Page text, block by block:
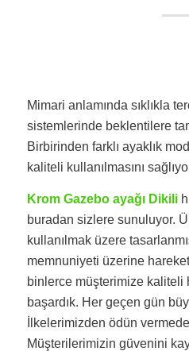
Mimari anlamında sıklıkla
sistemlerinde beklentilere
Birbirinden farklı ayaklık
kaliteli kullanılmasını
Krom Gazebo ayağı Dikili
buradan sizlere sunuluyor.
kullanılmak üzere
memnuniyeti üzerine
binlerce müşterimize kaliteli
başardık. Her geçen gün
İlkelerimizden ödün
Müşterilerimizin güvenini